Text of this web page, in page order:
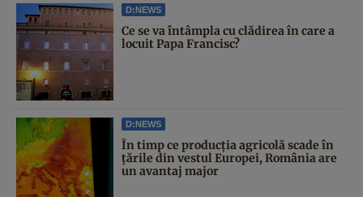
D:NEWS
Ce se va întâmpla cu clădirea în care a
locuit Papa Francisc?
D:NEWS
În timp ce producția agricolă scade în
țările din vestul Europei, România are
un avantaj major